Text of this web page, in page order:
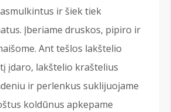
ir šiek tiek
Įberiame druskos, pipiro ir
Ant tešlos lakštelio
įdaro, lakštelio kraštelius
ir perlenkus suklijuojame
koldūnus apkepame